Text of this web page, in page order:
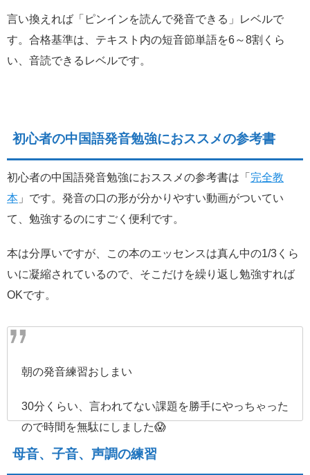
言い換えれば「ピンインを読んで発音できる」レベルで
す。合格基準は、テキスト内の短音節単語を6～8割くら
い、音読できるレベルです。
初心者の中国語発音勉強におススメの参考書
初心者の中国語発音勉強におススメの参考書は「 完全教
本 」です。発音の口の形が分かりやすい動画がついてい
て、勉強するのにすごく便利です。
本は分厚いですが、この本のエッセンスは真ん中の1/3くら
いに凝縮されているので、そこだけを繰り返し勉強すれば
OKです。
朝の発音練習おしまい
30分くらい、言われてない課題を勝手にやっちゃった
ので時間を無駄にしました😱
限られた時間内で確実に課題をクリアするために、次
母音、子音、声調の練習